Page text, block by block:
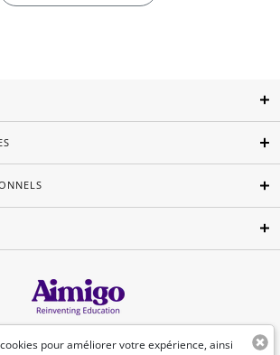
pour améliorer votre expérience, ainsi
Français